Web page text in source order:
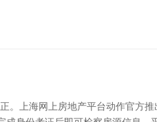
。上海网上房地产平台动作官方